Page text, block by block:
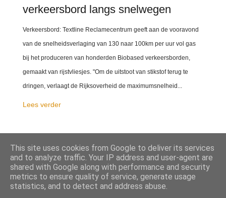
verkeersbord langs snelwegen
Verkeersbord: Textline Reclamecentrum geeft aan de vooravond
van de snelheidsverlaging van 130 naar 100km per uur vol gas
bij het produceren van honderden Biobased verkeersborden,
gemaakt van rijstvliesjes. "Om de uitstoot van stikstof terug te
dringen, verlaagt de Rijksoverheid de maximumsnelheid...
Lees verder
DELEN
This site uses cookies from Google to deliver its services
and to analyze traffic. Your IP address and user-agent are
shared with Google along with performance and security
metrics to ensure quality of service, generate usage
statistics, and to detect and address abuse.